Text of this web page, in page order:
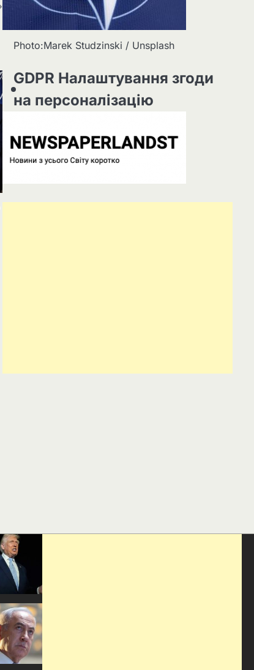
Photo:Marek Studzinski / Unsplash
GDPR Налаштування згоди
на персоналізацію